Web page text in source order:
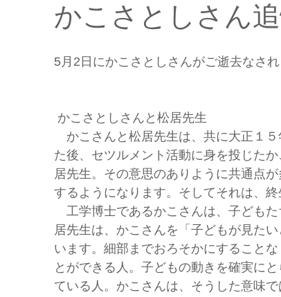
かこさとしさん
5月2日にかこさとしさんがご逝去なさ
かこさとしさんと松居先生
かこさんと松居先生は、共に大正１
た後、セツルメント活動に身を投じた
居先生。その意思のありように共通点
するようになります。そしてそれは、終
工学博士であるかこさんは、子ども
居先生は、かこさんを「子どもが見た
います。細部までおろそかにすること
とができる人。子どもの動きを確実に
ている人。かこさんは、そうした意味で